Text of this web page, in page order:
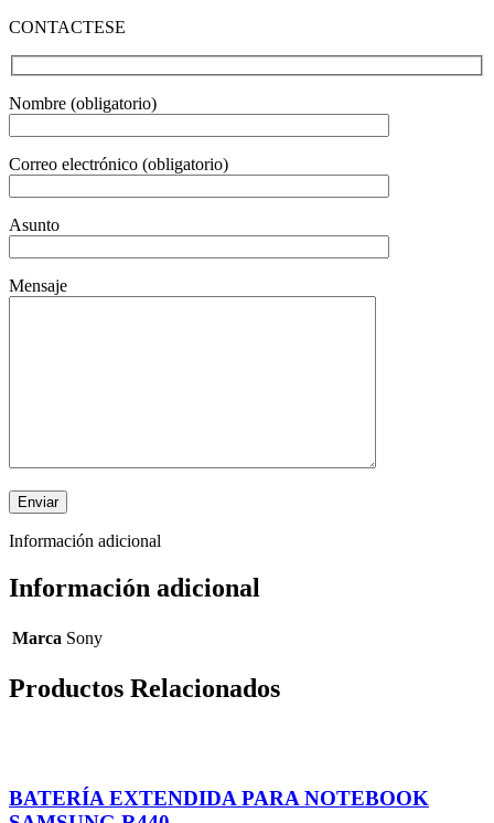
CONTACTESE
Nombre (obligatorio)
Correo electrónico (obligatorio)
Asunto
Mensaje
Información adicional
Información adicional
Marca Sony
Productos Relacionados
BATERÍA EXTENDIDA PARA NOTEBOOK